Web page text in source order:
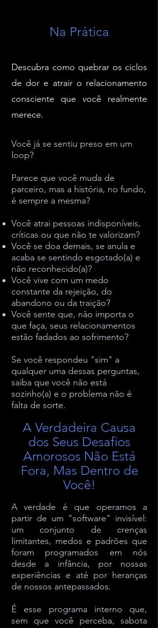
Na Prática
Descubra como quebrar os ciclos
de dor e atrair o relacionamento
consciente que você realmente
merece.​
Você já se sentiu preso em um
loop?
Parece que você muda de
parceiro, mas a história, no fundo,
é sempre a mesma?
Você atrai pessoas indisponíveis,
críticas ou que não te valorizam?
Você se doa demais, se anula e
acaba se sentindo esgotado(a) e
não reconhecido(a)?
Você vive com um medo
constante da rejeição, do
abandono ou da traição?
Você sente que, não importa o
que faça, seus relacionamentos
estão fadados ao sofrimento?
Se você respondeu "sim" a
qualquer uma dessas perguntas,
saiba que você não está
sozinho(a) e o problema não é
falta de sorte.
A Verdadeira Causa
dos Seus Desafios
Amorosos Não Está
Fora, Mas Dentro de
Você!
A verdade é que operamos a
partir de um "software" invisível:
um conjunto de crenças
limitantes, medos e padrões que
foram programados em nós
desde a infância, por nossas
experiências e até por heranças
de nossos antepassados.
É esse programa interno que,
sem que você perceba, sabota